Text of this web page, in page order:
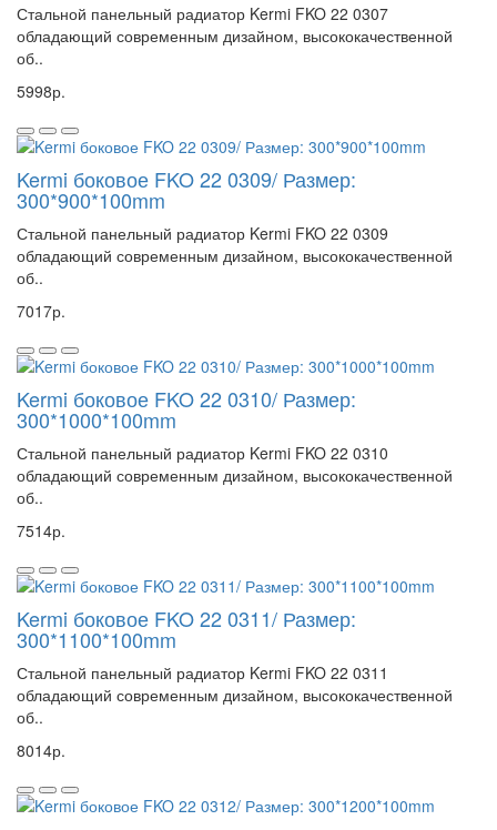
Стальной панельный радиатор Kermi FKO 22 0307
обладающий современным дизайном, высококачественной
об..
5998р.
Kermi боковое FKO 22 0309/ Размер:
300*900*100mm
Стальной панельный радиатор Kermi FKO 22 0309
обладающий современным дизайном, высококачественной
об..
7017р.
Kermi боковое FKO 22 0310/ Размер:
300*1000*100mm
Стальной панельный радиатор Kermi FKO 22 0310
обладающий современным дизайном, высококачественной
об..
7514р.
Kermi боковое FKO 22 0311/ Размер:
300*1100*100mm
Стальной панельный радиатор Kermi FKO 22 0311
обладающий современным дизайном, высококачественной
об..
8014р.